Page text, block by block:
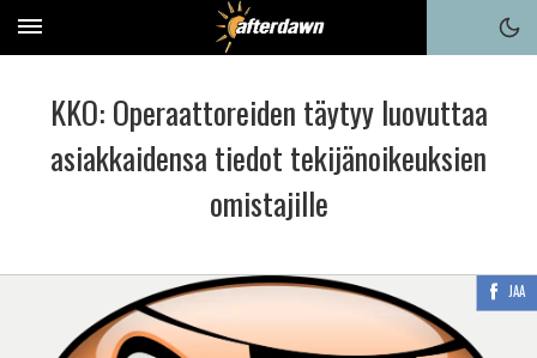
KKO: Operaattoreiden täytyy luovuttaa
asiakkaidensa tiedot tekijänoikeuksien
omistajille
JAA